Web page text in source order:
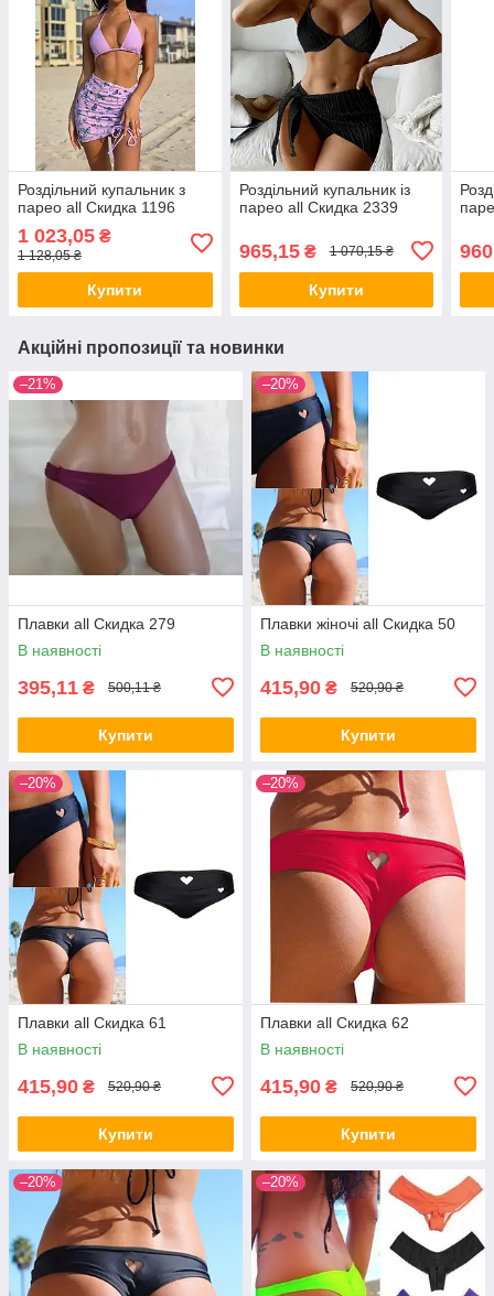
Роздільний купальник з
парео all Скидка 1196
1 023,05 ₴
1 128,05 ₴
Купити
Роздільний купальник із
парео all Скидка 2339
965,15₴ 1 070,15 ₴
Купити
Акційні пропозиції та новинки
–21%
Плавки all Скидка 279
В наявності
395,11 ₴ 500,11 ₴
Купити
–20%
Плавки жіночі all Скидка 50
В наявності
415,90 ₴ 520,90 ₴
Купити
–20%
Плавки all Скидка 61
В наявності
415,90 ₴ 520,90 ₴
Купити
–20%
Плавки all Скидка 62
В наявності
415,90 ₴ 520,90 ₴
Купити
–20% –20%